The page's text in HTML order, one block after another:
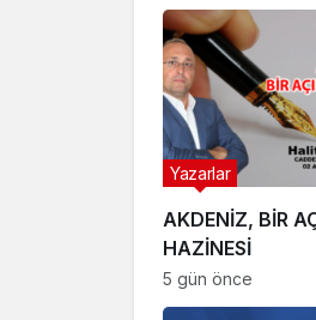
AKDENİZ, BİR
HAZİNESİ
Yazarlar
5 gün önce